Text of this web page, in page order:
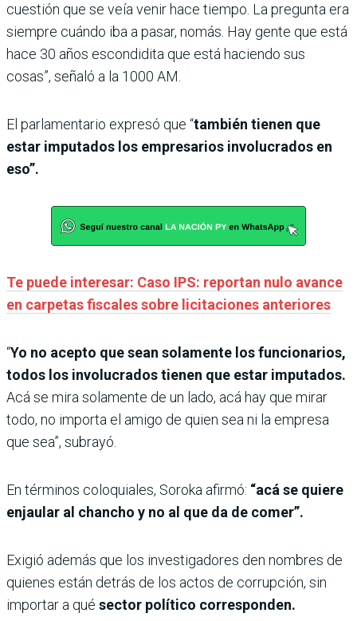
cuestión que se veía venir hace tiempo. La pregunta era
siempre cuándo iba a pasar, nomás. Hay gente que está
hace 30 años escondidita que está haciendo sus
cosas”, señaló a la 1000 AM.
El parlamentario expresó que “también tienen que
estar imputados los empresarios involucrados en
eso”.
Te puede interesar: Caso IPS: reportan nulo avance
en carpetas fiscales sobre licitaciones anteriores
“Yo no acepto que sean solamente los funcionarios,
todos los involucrados tienen que estar imputados.
Acá se mira solamente de un lado, acá hay que mirar
todo, no importa el amigo de quien sea ni la empresa
que sea”, subrayó.
En términos coloquiales, Soroka afirmó: “acá se quiere
enjaular al chancho y no al que da de comer”.
Exigió además que los investigadores den nombres de
quienes están detrás de los actos de corrupción, sin
importar a qué sector político corresponden.